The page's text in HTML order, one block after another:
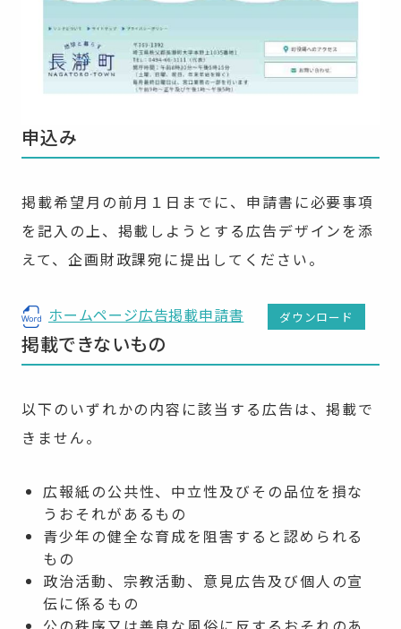
申込み
掲載希望月の前月１日までに、申請書に必要事項
を記入の上、掲載しようとする広告デザインを添
えて、企画財政課宛に提出してください。
ホームページ広告掲載申請書 ダウンロード
掲載できないもの
以下のいずれかの内容に該当する広告は、掲載で
きません。
広報紙の公共性、中立性及びその品位を損な
うおそれがあるもの
青少年の健全な育成を阻害すると認められる
もの
政治活動、宗教活動、意見広告及び個人の宣
伝に係るもの